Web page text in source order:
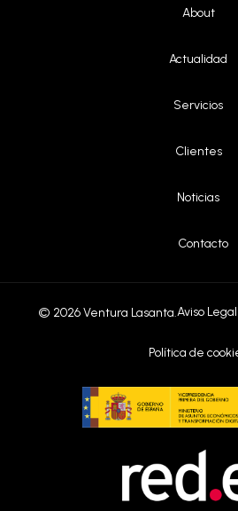
About
Actualidad
Servicios
Clientes
Noticias
Contacto
© 2026 Ventura Lasanta.Aviso Legal
Política de